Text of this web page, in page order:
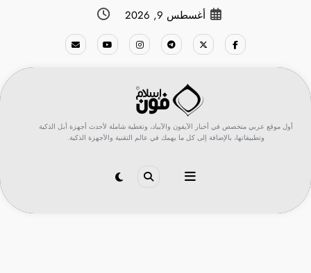
أغسطس 9, 2026
أول موقع عربي متخصص في أخبار الآيفون والآيباد، وتغطية شاملة لأحدث أجهزة أبل الذكية
وتطبيقاتها، بالإضافة إلى كل ما يهمك في عالم التقنية والأجهزة الذكية.